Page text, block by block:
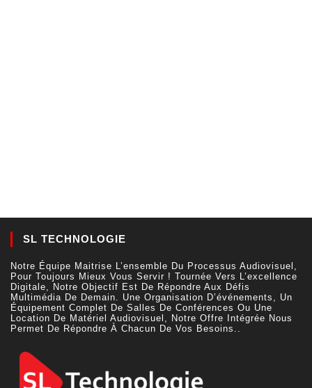
SL TECHNOLOGIE
Notre Équipe Maitrise L’ensemble Du Processus Audiovisuel,
Pour Toujours Mieux Vous Servir ! Tournée Vers L’excellence
Digitale, Notre Objectif Est De Répondre Aux Défis
Multimédia De Demain. Une Organisation D’événements, Un
Équipement Complet De Salles De Conférences Ou Une
Location De Matériel Audiovisuel, Notre Offre Intégrée Nous
Permet De Répondre À Chacun De Vos Besoins..